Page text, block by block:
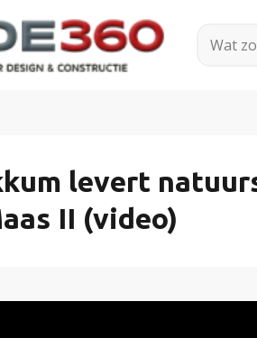
levert
II (video)